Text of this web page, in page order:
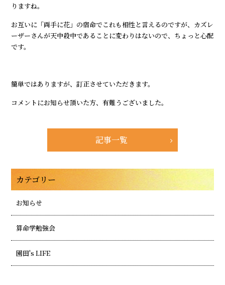
りますね。
お互いに「両手に花」の宿命でこれも相性と言えるのですが、カズレ
ーザーさんが天中殺中であることに変わりはないので、ちょっと心配
です。
簡単ではありますが、訂正させていただきます。
コメントにお知らせ頂いた方、有難うございました。
記事一覧
カテゴリー
お知らせ
算命学勉強会
園田's LIFE